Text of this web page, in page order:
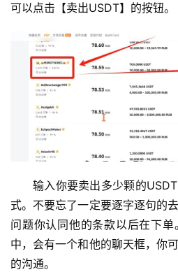
可以点击【卖出USDT】的按钮。
输入你要卖出多少颗的
式。不要忘了一定要逐字逐句的
问题你认同他的条款以后在下
中，会有一个和他的聊天框，你
的沟通。